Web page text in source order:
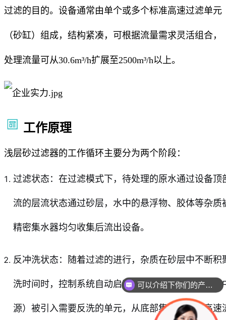
过滤的目的。设备通常由单个或多个标准高速过滤单元
（砂缸）组成，结构紧凑，可根据流量需求灵活组合，
处理流量可从30.6m³/h扩展至2500m³/h以上。
工作原理
浅层砂过滤器的工作循环主要分为两个阶段：
过滤状态：在过滤模式下，待处理的原水通过设备
流的层流状态通过砂层，水中的悬浮物、胶体等杂
精密集水器均匀收集后流出设备。
反冲洗状态：随着过滤的进行，杂质在砂层中不断
洗时间时，控制系统自动启动反洗程序。在反洗过
源）被引入需要反洗的单元，从底部集水器反向高
可以介绍下你们的产品么